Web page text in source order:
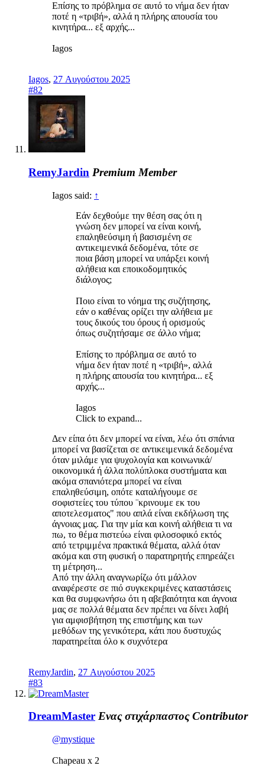
Επίσης το πρόβλημα σε αυτό το νήμα δεν ήταν
ποτέ η «τριβή», αλλά η πλήρης απουσία του
κινητήρα... εξ αρχής...
Iagos
Iagos, 27 Αυγούστου 2025
#82
RemyJardin Premium Member
Iagos said: ↑
Εάν δεχθούμε την θέση σας ότι η
γνώση δεν μπορεί να είναι κοινή,
επαληθεύσιμη ή βασισμένη σε
αντικειμενικά δεδομένα, τότε σε
ποια βάση μπορεί να υπάρξει κοινή
αλήθεια και εποικοδομητικός
διάλογος;
Ποιο είναι το νόημα της συζήτησης,
εάν ο καθένας ορίζει την αλήθεια με
τους δικούς του όρους ή ορισμούς
όπως συζητήσαμε σε άλλο νήμα;
Επίσης το πρόβλημα σε αυτό το
νήμα δεν ήταν ποτέ η «τριβή», αλλά
η πλήρης απουσία του κινητήρα... εξ
αρχής...
Iagos
Click to expand...
Δεν είπα ότι δεν μπορεί να είναι, λέω ότι σπάνια
μπορεί να βασίζεται σε αντικειμενικά δεδομένα
όταν μιλάμε για ψυχολογία και κοινωνικά/
οικονομικά ή άλλα πολύπλοκα συστήματα και
ακόμα σπανιότερα μπορεί να είναι
επαληθεύσιμη, οπότε καταλήγουμε σε
σοφιστείες του τύπου ¨κρινουμε εκ του
αποτελεσματος" που απλά είναι εκδήλωση της
άγνοιας μας. Για την μία και κοινή αλήθεια τι να
πω, το θέμα πιστεύω είναι φιλοσοφικό εκτός
από τετριμμένα πρακτικά θέματα, αλλά όταν
ακόμα και στη φυσική ο παρατηρητής επηρεάζει
τη μέτρηση...
Από την άλλη αναγνωρίζω ότι μάλλον
αναφέρεστε σε πιό συγκεκριμένες καταστάσεις
και θα συμφωνήσω ότι η αβεβαιότητα και άγνοια
μας σε πολλά θέματα δεν πρέπει να δίνει λαβή
για αμφισβήτηση της επιστήμης και των
μεθόδων της γενικότερα, κάτι που δυστυχώς
παρατηρείται όλο κ συχνότερα
RemyJardin, 27 Αυγούστου 2025
#83
DreamMaster Ενας στιχάρπαστος Contributor
@mystique
Chapeau x 2